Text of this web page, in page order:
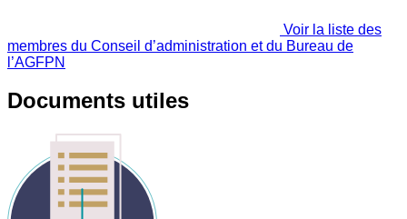
Voir la liste des
membres du Conseil d’administration et du Bureau de
l’AGFPN
Documents utiles